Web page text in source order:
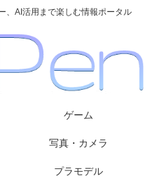
、AI活用まで楽しむ情報ポータル
ゲーム
写真・カメラ
プラモデル